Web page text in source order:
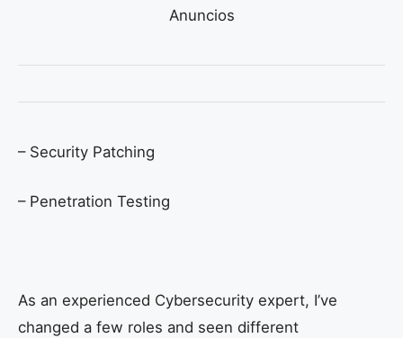
Anuncios
– Security Patching
– Penetration Testing
As an experienced Cybersecurity expert, I’ve
changed a few roles and seen different